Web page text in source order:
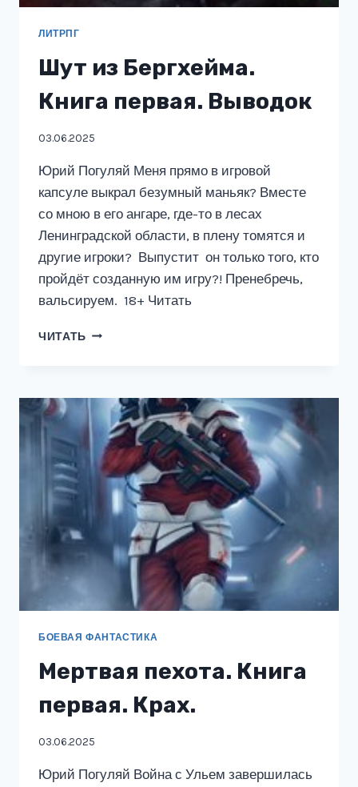
ЛИТРПГ
Шут из Бергхейма.
Книга первая. Выводок
03.06.2025
Юрий Погуляй Меня прямо в игровой
капсуле выкрал безумный маньяк? Вместе
со мною в его ангаре, где-то в лесах
Ленинградской области, в плену томятся и
другие игроки? Выпустит он только того, кто
пройдёт созданную им игру?! Пренебречь,
вальсируем. 18+ Читать
ЧИТАТЬ ШУТ
ПЕРВАЯ.
ВЫВОДОК
БОЕВАЯ ФАНТАСТИКА
Мертвая пехота. Книга
первая. Крах.
03.06.2025
Юрий Погуляй Война с Ульем завершилась